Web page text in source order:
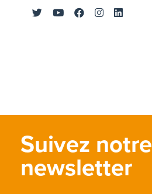
Suivez notre
newsletter